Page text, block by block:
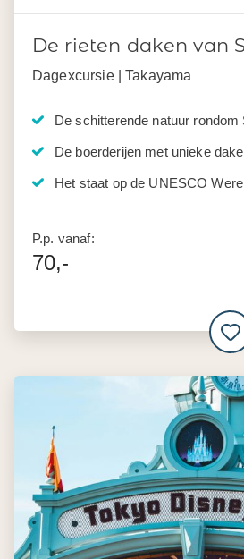
De rieten daken van
Dagexcursie | Takayama
De schitterende natuur rondom
De boerderijen met unieke
Het staat op de UNESCO
P.p. vanaf:
70,-